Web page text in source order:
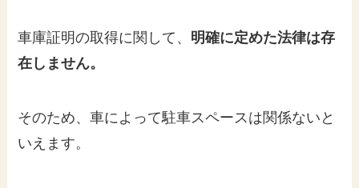
車庫証明の取得に関して、 明確に定めた法律は存
在しません。
そのため、車によって駐車スペースは関係ないと
いえます。